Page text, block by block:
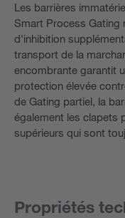
Les barrières
Smart Process Gating
d'inhibition
transport de la
encombrante garantit
protection élevée
de Gating partiel, la
également les clapets
supérieurs qui sont
Propriétés